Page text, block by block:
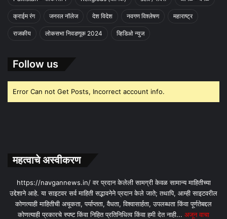
क्राईम रंग जनरल नॉलेज देश विदेश नवगण विश्लेषण महाराष्ट्र
राजकीय लोकसभा निवडणूक 2024 व्हिडिओ न्युज
Follow us
Error Can not Get Posts, Incorrect account info.
महत्वाचे अस्वीकरण
https://navgannews.in/ वर प्रदान केलेली सामग्री केवळ सामान्य माहितीच्या
उद्देशाने आहे. या साइटवर सर्व माहिती सद्भावनेने प्रदान केले जाते; तथापि, आम्ही साइटवरील
कोणत्याही माहितीची अचूकता, पर्याप्तता, वैधता, विश्वासार्हता, उपलब्धता किंवा पूर्णतेबद्दल
कोणत्याही प्रकारचे स्पष्ट किंवा निहित प्रतिनिधित्व किंवा हमी देत ​​नाही... अजून वाचा